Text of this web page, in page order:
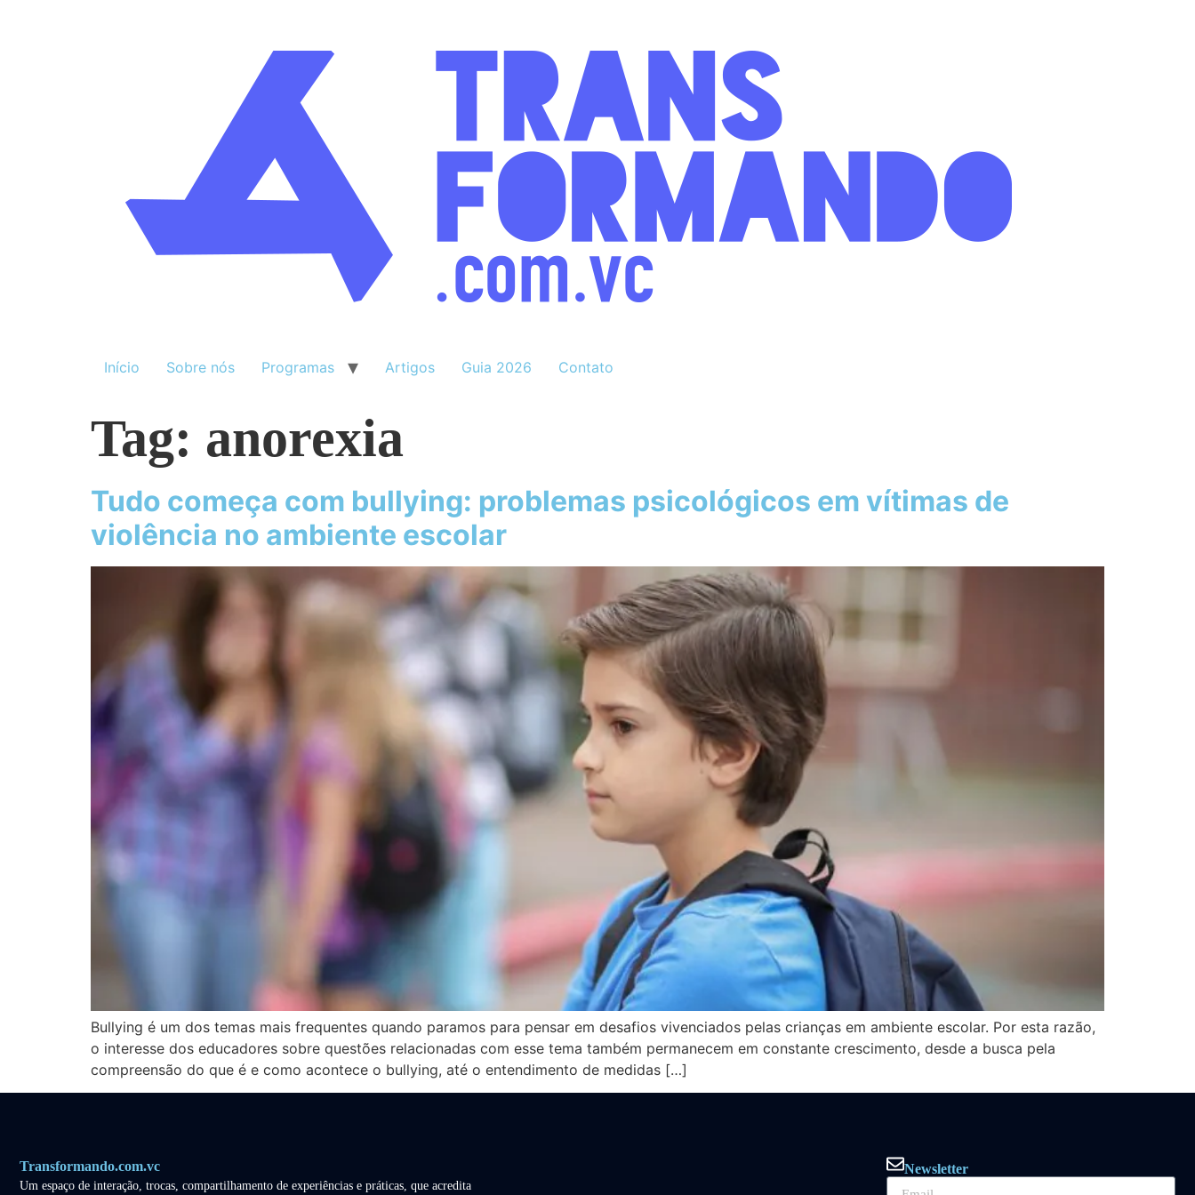
Início Sobre nós Programas Artigos Guia 2026 Contato
Tag: anorexia
Tudo começa com bullying: problemas psicológicos em vítimas de
violência no ambiente escolar
Bullying é um dos temas mais frequentes quando paramos para pensar em desafios vivenciados pelas crianças em ambiente escolar. Por esta razão,
o interesse dos educadores sobre questões relacionadas com esse tema também permanecem em constante crescimento, desde a busca pela
compreensão do que é e como acontece o bullying, até o entendimento de medidas […]
Transformando.com.vc
Um espaço de interação, trocas, compartilhamento de experiências e práticas, que acredita
Newsletter